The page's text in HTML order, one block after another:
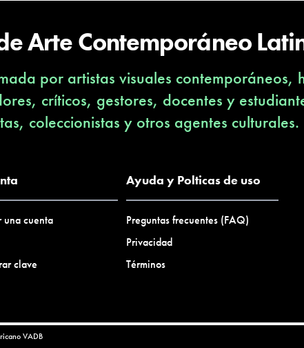
Arte Contemporáneo
por artistas visuales contemporáneos,
críticos, gestores, docentes y
coleccionistas y otros agentes culturales.
una cuenta
clave
Ayuda y Polticas de uso
Preguntas frecuentes (FAQ)
Privacidad
Términos
VADB